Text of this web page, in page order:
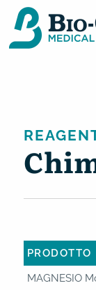
Bio Group Medical
PRODOTTO
MAGNESIO